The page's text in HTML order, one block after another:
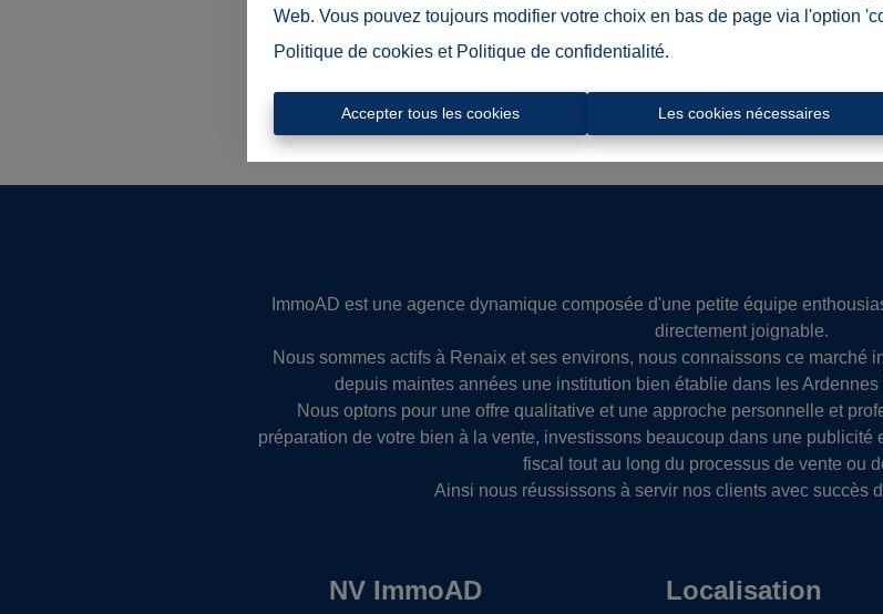
Web. Vous pouvez toujours modifier votre choix en bas de page via l'option
Politique de cookies et Politique de confidentialité.
Accepter tous les cookies Les cookies nécessaires
ImmoAD est une agence dynamique composée d'une petite équipe
directement joignable.
Nous sommes actifs à Renaix et ses environs, nous connaissons ce marché
depuis maintes années une institution bien établie dans les
Nous optons pour une offre qualitative et une approche personnelle et
préparation de votre bien à la vente, investissons beaucoup dans une
fiscal tout au long du processus de vente ou
Ainsi nous réussissons à servir nos clients avec succès
NV ImmoAD Localisation